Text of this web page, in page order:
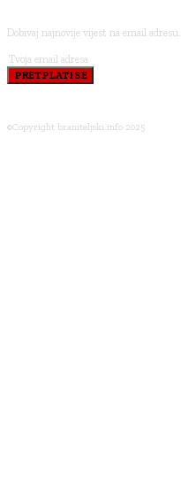
Dobivaj najnovije vijest na email adresu.
PRETPLATI SE
©Copyright braniteljski.info 2025